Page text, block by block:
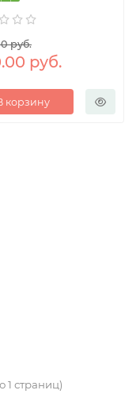
руб.
руб.
корзину
1 страниц)